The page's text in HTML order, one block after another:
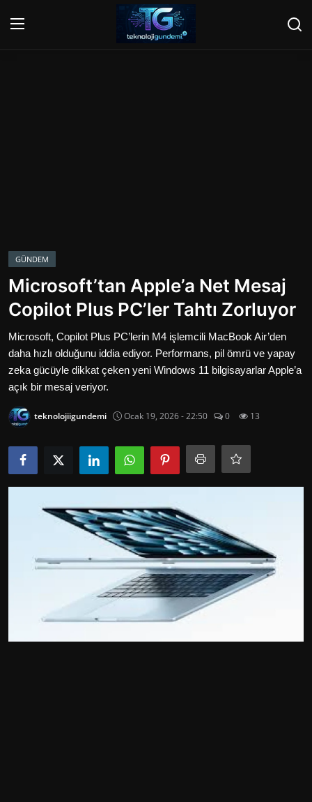
Yapay Zeka
Yazılım
Oyun
İletisim
Aktüeller
E-Ticaret
İnternetten Kazanç
GÜNDEM
Microsoft’tan Apple’a Net Mesaj
Copilot Plus PC’ler Tahtı Zorluyor
Microsoft, Copilot Plus PC’lerin M4 işlemcili MacBook Air’den
daha hızlı olduğunu iddia ediyor. Performans, pil ömrü ve yapay
zeka gücüyle dikkat çeken yeni Windows 11 bilgisayarlar Apple’a
açık bir mesaj veriyor.
teknolojiigundemi Ocak 19, 2026 - 22:50 0 13